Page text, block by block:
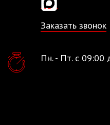
Заказать звонок
Пн. - Пт. с 09:00